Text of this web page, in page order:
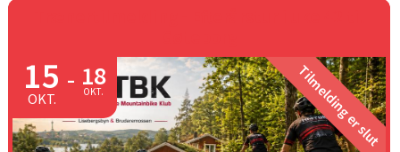
15
OKT.
- 18
OKT. Tilmelding er slut